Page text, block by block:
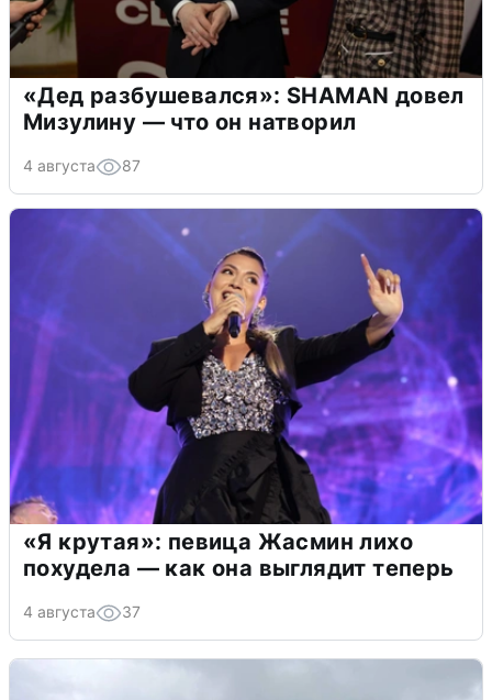
«Дед разбушевался»: SHAMAN довел
Мизулину — что он натворил
4 августа 87
«Я крутая»: певица Жасмин лихо
похудела — как она выглядит теперь
4 августа 37